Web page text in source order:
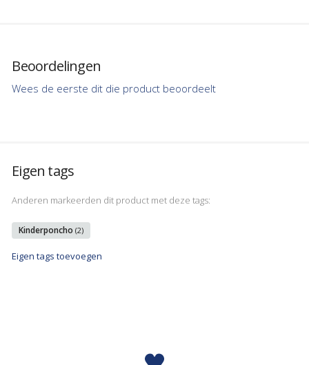
Beoordelingen
Wees de eerste dit die product beoordeelt
Eigen tags
Anderen markeerden dit product met deze tags:
Kinderponcho(2)
Eigen tags toevoegen